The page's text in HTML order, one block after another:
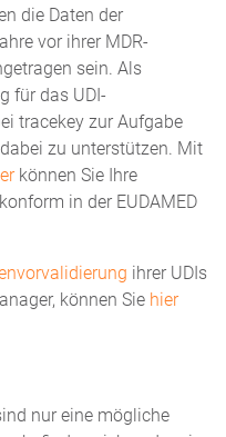
die Daten der
vor ihrer MDR-
sein. Als
für das UDI-
tracekey zur Aufgabe
zu unterstützen. Mit
können Sie Ihre
in der EUDAMED
ihrer UDIs
können Sie hier
nur eine mögliche